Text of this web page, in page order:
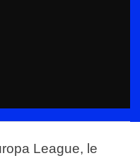
League, le